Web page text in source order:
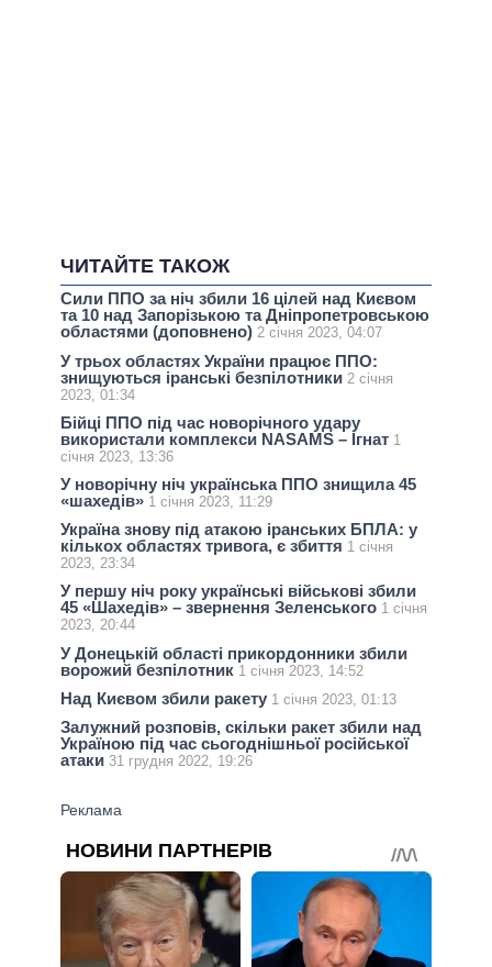
ЧИТАЙТЕ ТАКОЖ
Сили ППО за ніч збили 16 цілей над Києвом
та 10 над Запорізькою та Дніпропетровською
областями (доповнено) 2 січня 2023, 04:07
У трьох областях України працює ППО:
знищуються іранські безпілотники 2 січня
2023, 01:34
Бійці ППО під час новорічного удару
використали комплекси NASAMS – Ігнат 1
січня 2023, 13:36
У новорічну ніч українська ППО знищила 45
«шахедів» 1 січня 2023, 11:29
Україна знову під атакою іранських БПЛА: у
кількох областях тривога, є збиття 1 січня
2023, 23:34
У першу ніч року українські військові збили
45 «Шахедів» – звернення Зеленського 1 січня
2023, 20:44
У Донецькій області прикордонники збили
ворожий безпілотник 1 січня 2023, 14:52
Над Києвом збили ракету 1 січня 2023, 01:13
Залужний розповів, скільки ракет збили над
Україною під час сьогоднішньої російської
атаки 31 грудня 2022, 19:26